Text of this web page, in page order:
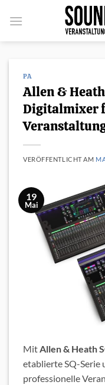
Inhalt
PA
Allen &
Digitalmixer
VERÖFFENTLICHT AM
19
Mai
MitAllen & Heath
etablierte SQ-Serie
professionelle